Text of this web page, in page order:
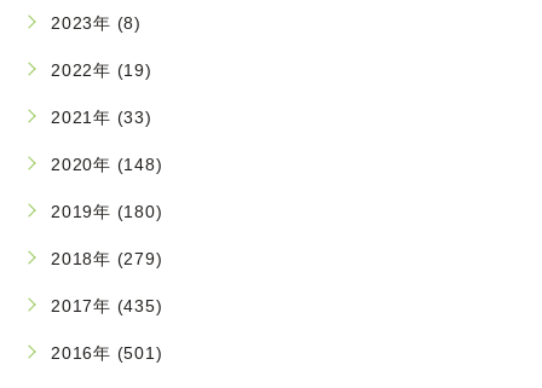
2023年 (8)
2022年 (19)
2021年 (33)
2020年 (148)
2019年 (180)
2018年 (279)
2017年 (435)
2016年 (501)